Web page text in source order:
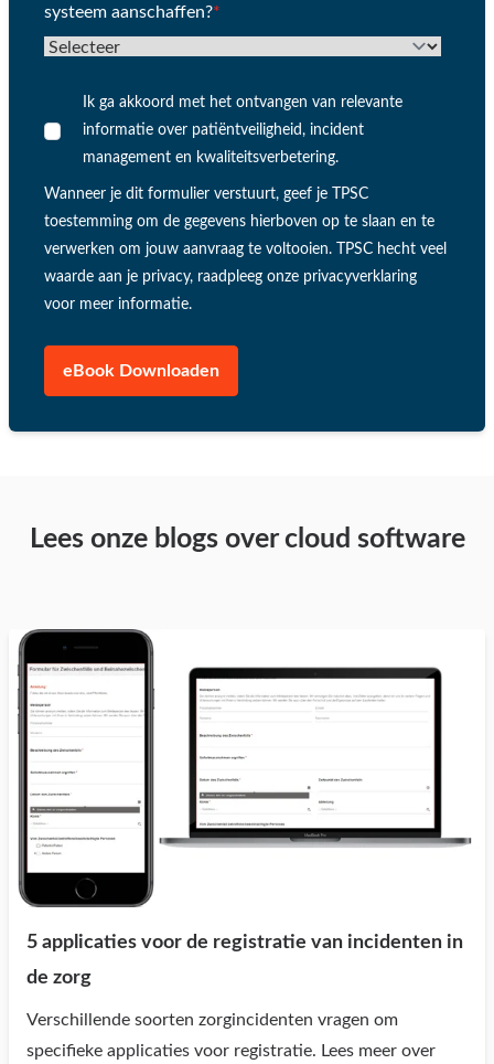
systeem aanschaffen?*
Ik ga akkoord met het ontvangen van relevante
informatie over patiëntveiligheid, incident
management en kwaliteitsverbetering.
Wanneer je dit formulier verstuurt, geef je TPSC
toestemming om de gegevens hierboven op te slaan en te
verwerken om jouw aanvraag te voltooien. TPSC hecht veel
waarde aan je privacy, raadpleeg onze privacyverklaring
voor meer informatie.
Lees onze blogs over cloud software
5 applicaties voor de registratie van incidenten in
de zorg
Verschillende soorten zorgincidenten vragen om
specifieke applicaties voor registratie. Lees meer over